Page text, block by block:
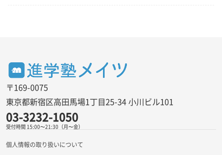
〒169-0075
東京都新宿区高田馬場1丁目25-34 小川ビル101
03-3232-1050
受付時間 15:00〜21:30（月〜金）
個人情報の取り扱いについて